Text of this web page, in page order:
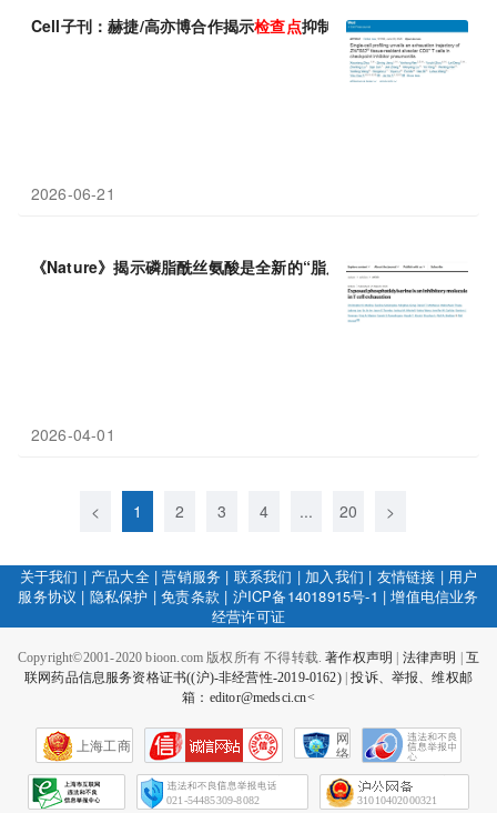
Cell子刊：赫捷/高亦博合作揭示检查点抑制剂肺炎与放射性肺炎
2026-06-21
《Nature》揭示磷脂酰丝氨酸是全新的“脂质 检查点”，靶向它可
2026-04-01
< 1 2 3 4 ... 20 >
关于我们 | 产品大全|营销服务 | 联系我们 | 加入我们 | 友情链接 | 用户
服务协议 | 隐私保护 |免责条款 | 沪ICP备14018915号-1 |增值电信业务
经营许可证
Copyright©2001-2020 bioon.com 版权所有 不得转载.著作权声明 法律声明
互
联网药品信息服务资格证书((沪)-非经营性-2019-0162)|投诉、举报、维权邮
箱：editor@medsci.cn<
上海工商
网
络
会
征
021-54485309-8082 31010402000321